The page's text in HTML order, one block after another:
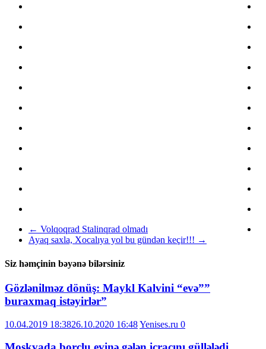
← Volqoqrad Stalinqrad olmadı
Ayaq saxla, Xocalıya yol bu gündən keçir!!! →
Siz həmçinin bəyənə bilərsiniz
Gözlənilməz dönüş: Maykl Kalvini “evə””
buraxmaq istəyirlər”
10.04.2019 18:3826.10.2020 16:48Yenises.ru 0